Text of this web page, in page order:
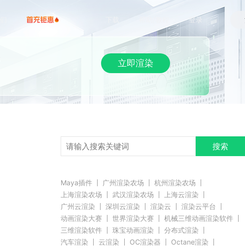
登录
立即渲染
搜索
Maya插件 广州渲染农场
杭州渲染农场
上海渲染农场
武汉渲染农场
上海云渲染
广州云渲染
深圳云渲染 渲染云
渲染云平台
动画渲染大赛
世界渲染大赛
机械三维动画渲染软件
三维渲染软件
珠宝动画渲染
分布式渲染
汽车渲染
云渲染 OC渲染器
Octane渲染